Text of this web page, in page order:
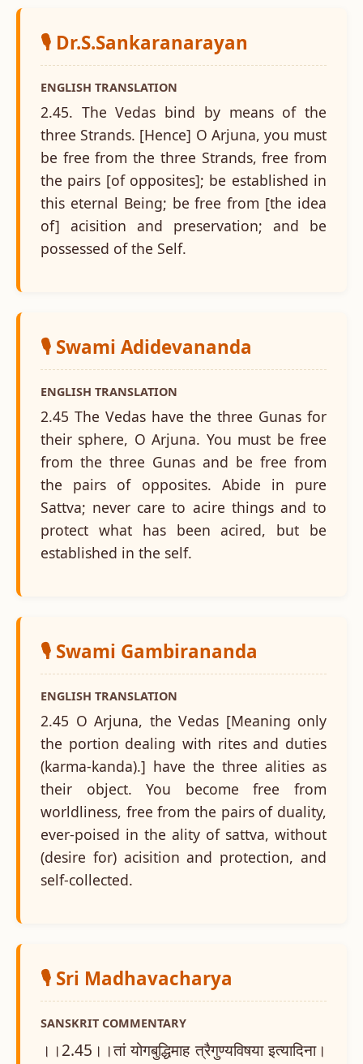
🎙️ Dr.S.Sankaranarayan
ENGLISH TRANSLATION
2.45. The Vedas bind by means of the
three Strands. [Hence] O Arjuna, you must
be free from the three Strands, free from
the pairs [of opposites]; be established in
this eternal Being; be free from [the idea
of] acisition and preservation; and be
possessed of the Self.
🎙️ Swami Adidevananda
ENGLISH TRANSLATION
2.45 The Vedas have the three Gunas for
their sphere, O Arjuna. You must be free
from the three Gunas and be free from
the pairs of opposites. Abide in pure
Sattva; never care to acire things and to
protect what has been acired, but be
established in the self.
🎙️ Swami Gambirananda
ENGLISH TRANSLATION
2.45 O Arjuna, the Vedas [Meaning only
the portion dealing with rites and duties
(karma-kanda).] have the three alities as
their object. You become free from
worldliness, free from the pairs of duality,
ever-poised in the ality of sattva, without
(desire for) acisition and protection, and
self-collected.
🎙️ Sri Madhavacharya
SANSKRIT COMMENTARY
।।2.45।।तां योगबुद्धिमाह त्रैगुण्यविषया इत्यादिना।